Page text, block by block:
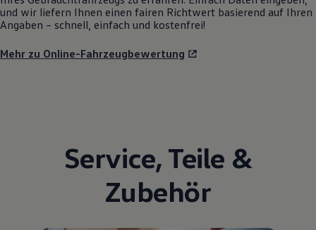
und wir liefern Ihnen einen fairen Richtwert basierend auf Ihren
Angaben – schnell, einfach und kostenfrei!
Mehr zu Online-Fahrzeugbewertung
Service, Teile &
Zubehör